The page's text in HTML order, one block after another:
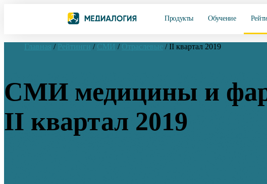
Продукты Обучение
Главная / Рейтинги / СМИ / Отраслевые / II квартал 2019
СМИ медицины и
II квартал 2019